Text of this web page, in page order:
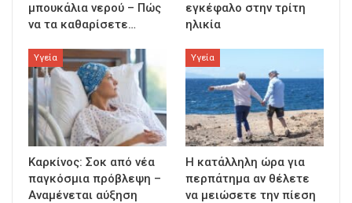
μπουκάλια νερού – Πώς
να τα καθαρίσετε…
εγκέφαλο στην τρίτη
ηλικία
Υγεία
Καρκίνος: Σοκ από νέα
παγκόσμια πρόβλεψη –
Αναμένεται αύξηση
Υγεία
Η κατάλληλη ώρα για
περπάτημα αν θέλετε
να μειώσετε την πίεση